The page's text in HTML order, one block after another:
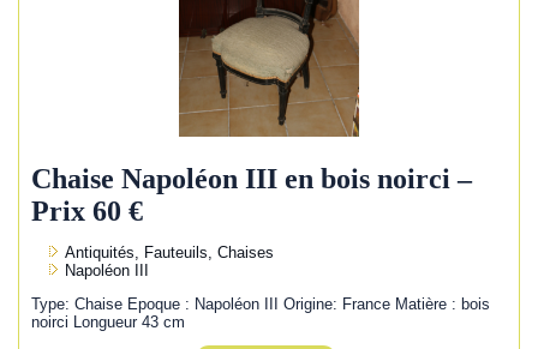
Chaise Napoléon III en bois noirci –
Prix 60 €
Antiquités, Fauteuils, Chaises
Napoléon III
Type: Chaise Epoque : Napoléon III Origine: France Matière : bois
noirci Longueur 43 cm